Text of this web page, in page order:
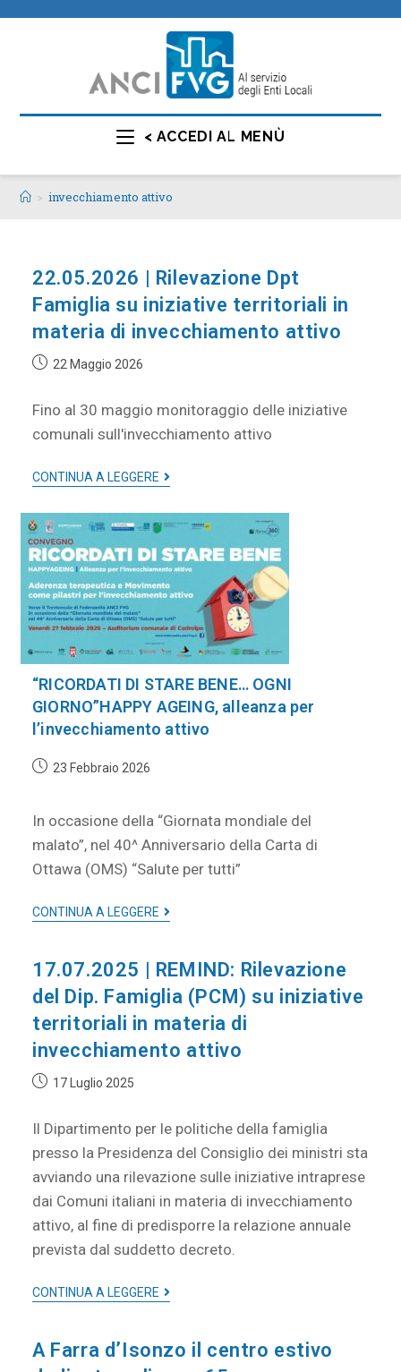
< ACCEDI AL MENÙ
> invecchiamento attivo
22.05.2026 | Rilevazione Dpt
Famiglia su iniziative territoriali in
materia di invecchiamento attivo
22 Maggio 2026
Fino al 30 maggio monitoraggio delle iniziative
comunali sull'invecchiamento attivo
CONTINUA A LEGGERE
“RICORDATI DI STARE BENE… OGNI
GIORNO”HAPPY AGEING, alleanza per
l’invecchiamento attivo
23 Febbraio 2026
In occasione della “Giornata mondiale del
malato”, nel 40^ Anniversario della Carta di
Ottawa (OMS) “Salute per tutti”
CONTINUA A LEGGERE
17.07.2025 | REMIND: Rilevazione
del Dip. Famiglia (PCM) su iniziative
territoriali in materia di
invecchiamento attivo
17 Luglio 2025
Il Dipartimento per le politiche della famiglia
presso la Presidenza del Consiglio dei ministri sta
avviando una rilevazione sulle iniziative intraprese
dai Comuni italiani in materia di invecchiamento
attivo, al fine di predisporre la relazione annuale
prevista dal suddetto decreto.
CONTINUA A LEGGERE
A Farra d’Isonzo il centro estivo